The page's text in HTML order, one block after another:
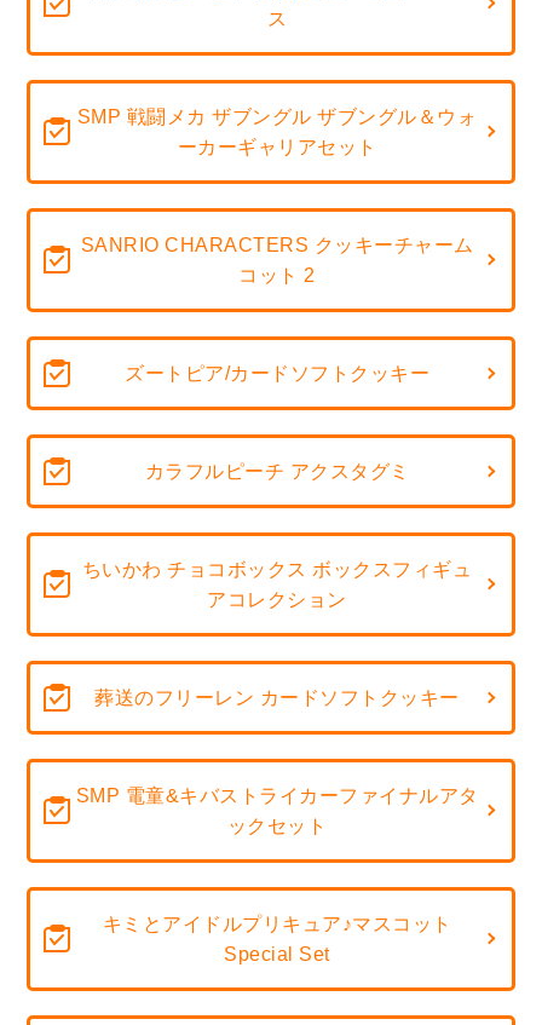
ス
SMP 戦闘メカ ザブングル ザブングル＆ウォ
ーカーギャリアセット
SANRIO CHARACTERS クッキーチャーム
コット 2
ズートピア/カードソフトクッキー
カラフルピーチ アクスタグミ
ちいかわ チョコボックス ボックスフィギュ
アコレクション
葬送のフリーレン カードソフトクッキー
SMP 電童&キバストライカーファイナルアタ
ックセット
キミとアイドルプリキュア♪マスコット
Special Set